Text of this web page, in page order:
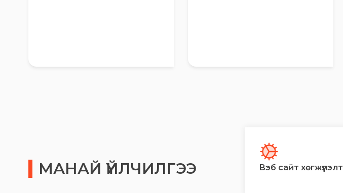
МАНАЙ ҮЙЛЧИЛГЭЭ Вэб сайт хөгжүүлэлт